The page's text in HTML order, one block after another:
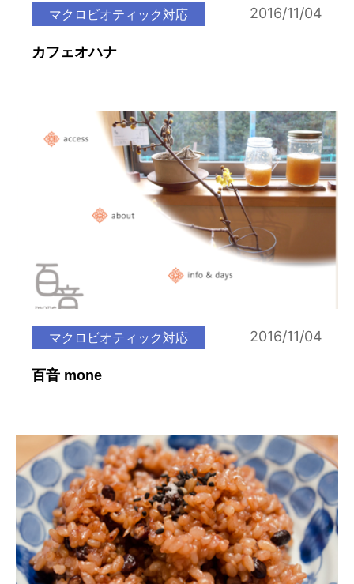
マクロビオティック対応 2016/11/04
カフェオハナ
マクロビオティック対応 2016/11/04
百音 mone